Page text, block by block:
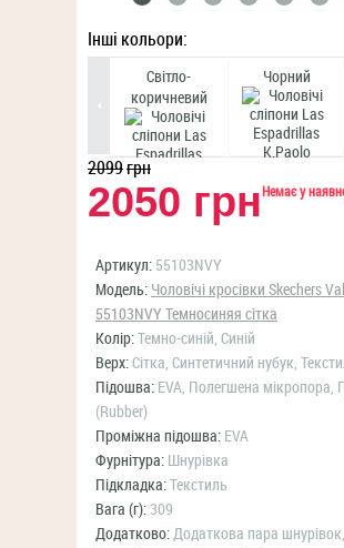
Інші кольори:
Світло-
коричневий
Чорний
2099грн
2050 грн Немає у
Артикул: 55103NVY
Модель: Чоловічі кросівки Skechers
55103NVY Темносиняя сітка
Колір:Темно-синій, Синій
Верх:Сітка, Синтетичний нубук,
Підошва: EVA, Полегшена мікропора,
(Rubber)
Проміжна підошва: EVA
Фурнітура: Шнурівка
Підкладка:Текстиль
Вага (г): 309
Додатково:Додаткова пара шнурівок,